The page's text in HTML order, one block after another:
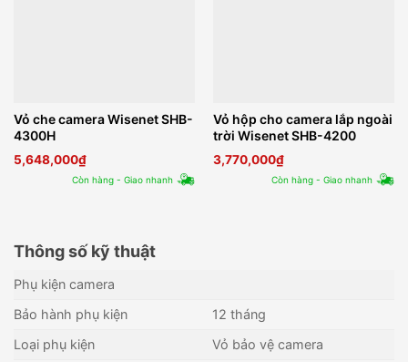
Vỏ che camera Wisenet SHB-
4300H
5,648,000₫
Còn hàng - Giao nhanh
Vỏ hộp cho camera lắp ngoài
trời Wisenet SHB-4200
3,770,000₫
Còn hàng - Giao nhanh
Thông số kỹ thuật
Phụ kiện camera
Bảo hành phụ kiện
12 tháng
Loại phụ kiện
Vỏ bảo vệ camera